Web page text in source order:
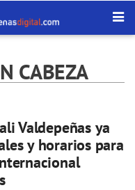
CABEZA
Valdepeñas ya
y horarios para